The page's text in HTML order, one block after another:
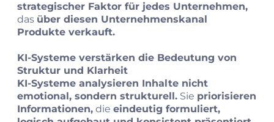
strategischer Faktor für jedes Unternehmen,
das über diesen Unternehmenskanal
Produkte verkauft.
KI‑Systeme verstärken die Bedeutung von
Struktur und Klarheit
KI‑Systeme analysieren Inhalte nicht
emotional, sondern strukturell. Sie priorisieren
Informationen, die eindeutig formuliert,